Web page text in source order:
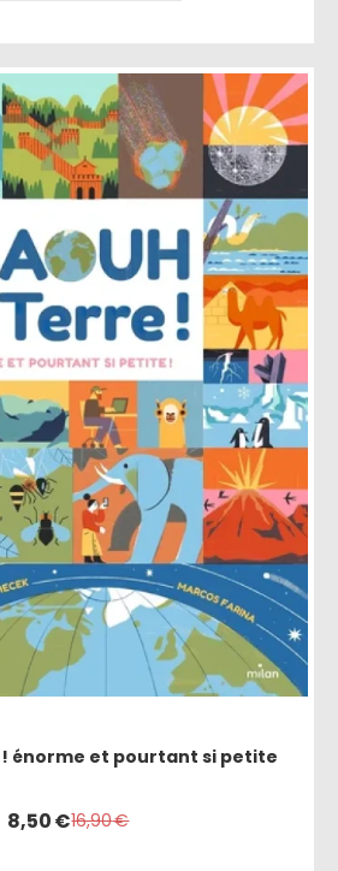
énorme et pourtant si petite
8,50€16,90€